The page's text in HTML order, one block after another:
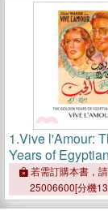
1.Vive l'Amour:
Years of
若需訂購本書，
25006600[分機